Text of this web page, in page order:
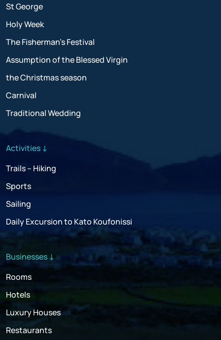
St George
Holy Week
The Fisherman’s Festival
Assumption of the Blessed Virgin
the Christmas season
Carnival
Traditional Wedding
Activities ↓
Trails – Hiking
Sports
Sailing
Daily Excursion to Kato Koufonissi
Businesses ↓
Rooms
Hotels
Luxury Houses
Restaurants